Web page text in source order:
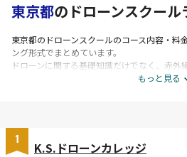
東京都のドローンスクー
東京都のドローンスクールのコース内容・料
ング形式でまとめています。
ドローンに関する基礎知識だけでなく、赤外
定の分野を学習できるコースもあります。 ま
もっと見る
1
K.S.ドローンカレッジ